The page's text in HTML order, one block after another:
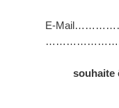
E-
souhaite